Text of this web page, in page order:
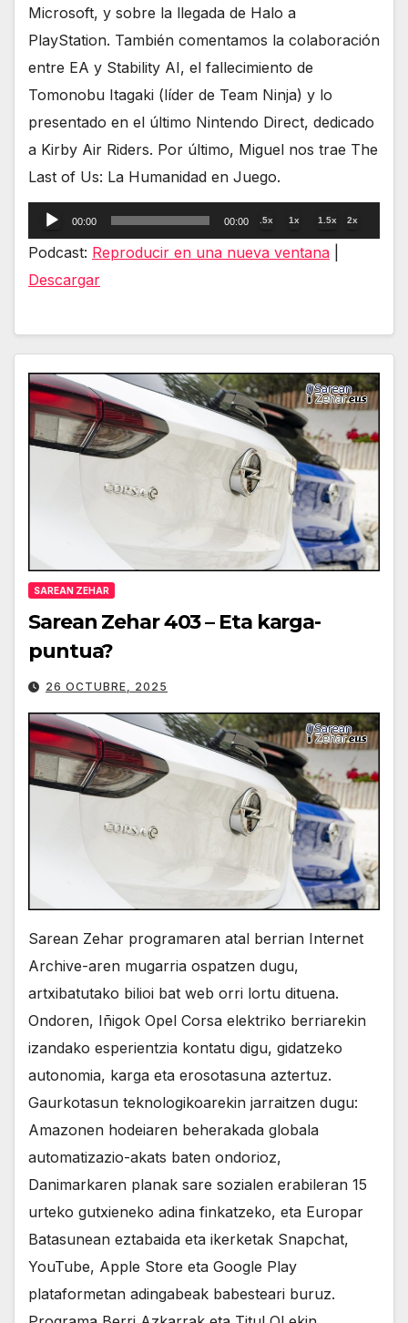
Microsoft, y sobre la llegada de Halo a
PlayStation. También comentamos la colaboración
entre EA y Stability AI, el fallecimiento de
Tomonobu Itagaki (líder de Team Ninja) y lo
presentado en el último Nintendo Direct, dedicado
a Kirby Air Riders. Por último, Miguel nos trae The
Last of Us: La Humanidad en Juego.
Reproductor
de
00:00 00:00 .5x 1x 1.5x 2x
Podcast: Reproducir en una nueva ventana
Descargar
SAREAN ZEHAR
Sarean Zehar 403 – Eta karga-
puntua?
26 OCTUBRE, 2025
Sarean Zehar programaren atal berrian Internet
Archive-aren mugarria ospatzen dugu,
artxibatutako bilioi bat web orri lortu dituena.
Ondoren, Iñigok Opel Corsa elektriko berriarekin
izandako esperientzia kontatu digu, gidatzeko
autonomia, karga eta erosotasuna aztertuz.
Gaurkotasun teknologikoarekin jarraitzen dugu:
Amazonen hodeiaren beherakada globala
automatizazio-akats baten ondorioz,
Danimarkaren planak sare sozialen erabileran 15
urteko gutxieneko adina finkatzeko, eta Europar
Batasunean eztabaida eta ikerketak Snapchat,
YouTube, Apple Store eta Google Play
plataformetan adingabeak babesteari buruz.